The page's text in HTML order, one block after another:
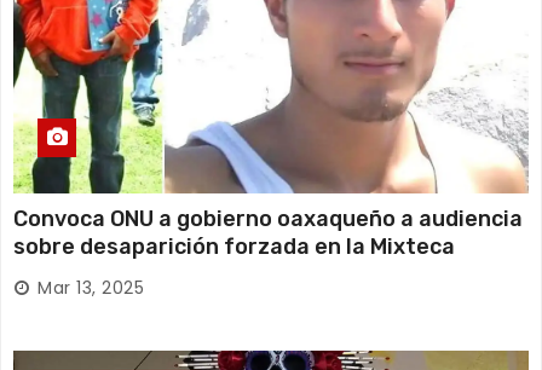
Convoca ONU a gobierno oaxaqueño a audiencia
sobre desaparición forzada en la Mixteca
Mar 13, 2025